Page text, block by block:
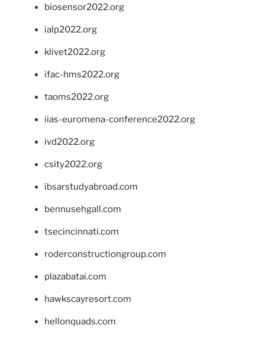
biosensor2022.org
ialp2022.org
klivet2022.org
ifac-hms2022.org
taoms2022.org
iias-euromena-conference2022.org
ivd2022.org
csity2022.org
ibsarstudyabroad.com
bennusehgall.com
tsecincinnati.com
roderconstructiongroup.com
plazabatai.com
hawkscayresort.com
hellonquads.com